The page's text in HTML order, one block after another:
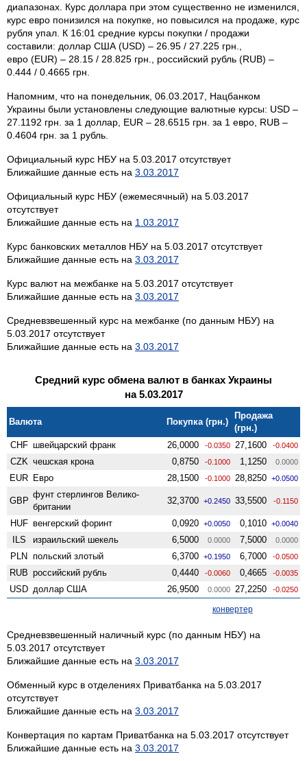
диапазонах. Курс доллара при этом существенно не изменился,
курс евро понизился на покупке, но повысился на продаже, курс
рубля упал. К 16:01 средние курсы покупки / продажи
составили: доллар США (USD) – 26.95 / 27.225 грн.,
евро (EUR) – 28.15 / 28.825 грн., российский рубль (RUB) –
0.444 / 0.4665 грн.
Напомним, что на понедельник, 06.03.2017, Нацбанком
Украины были установлены следующие валютные курсы: USD –
27.1192 грн. за 1 доллар, EUR – 28.6515 грн. за 1 евро, RUB –
0.4604 грн. за 1 рубль.
Официальный курс НБУ на 5.03.2017 отсутствует
Ближайшие данные есть на 3.03.2017
Официальный курс НБУ (ежемесячный) на 5.03.2017
отсутствует
Ближайшие данные есть на 1.03.2017
Курс банковских металлов НБУ на 5.03.2017 отсутствует
Ближайшие данные есть на 3.03.2017
Курс валют на межбанке на 5.03.2017 отсутствует
Ближайшие данные есть на 3.03.2017
Средневзвешенный курс на межбанке (по данным НБУ) на
5.03.2017 отсутствует
Ближайшие данные есть на 3.03.2017
Средний курс обмена валют в банках Украины
на 5.03.2017
Валюта Покупка (грн.)
Продажа
(грн.)
CHF швейцарский франк 26,0000 -0.0350 27,1600 -0.0400
CZK чешская крона 0,8750 -0.1000 1,1250 0.0000
EUR Евро 28,1500 -0.1000 28,8250 +0.0500
GBP
фунт стерлингов Велико­
британии
32,3700 +0.2450 33,5500 -0.1150
HUF венгерский форинт 0,0920 +0.0050 0,1010 +0.0040
ILS израильский шекель 6,5000 0.0000 7,5000 0.0000
PLN польский злотый 6,3700 +0.1950 6,7000 -0.0500
RUB российский рубль 0,4440 -0.0060 0,4665 -0.0035
USD доллар США 26,9500 0.0000 27,2250 -0.0250
конвертер
Средневзвешенный наличный курс (по данным НБУ) на
5.03.2017 отсутствует
Ближайшие данные есть на 3.03.2017
Обменный курс в отделениях Приватбанка на 5.03.2017
отсутствует
Ближайшие данные есть на 3.03.2017
Конвертация по картам Приватбанка на 5.03.2017 отсутствует
Ближайшие данные есть на 3.03.2017